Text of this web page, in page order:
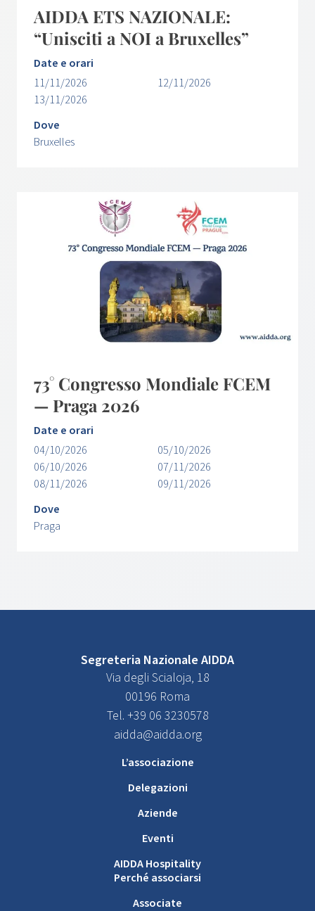
AIDDA ETS NAZIONALE:
“Unisciti a NOI a Bruxelles”
Date e orari
11/11/2026
12/11/2026
13/11/2026
Dove
Bruxelles
73° Congresso Mondiale FCEM
— Praga 2026
Date e orari
04/10/2026
05/10/2026
06/10/2026
07/11/2026
08/11/2026
09/11/2026
Dove
Praga
Segreteria Nazionale AIDDA
Via degli Scialoja, 18
00196 Roma
Tel. +39 06 3230578
aidda@aidda.org
L’associazione
Delegazioni
Aziende
Eventi
AIDDA Hospitality
Perché associarsi
Associate